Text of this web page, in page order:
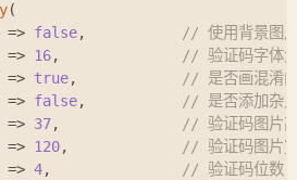
(
=> false,
// 使用背景图
=> 16,
// 验证码字体
=> true,
// 是否画混淆
=> false,
// 是否添加杂
=>
37,
// 验证码图片
=>
120,
// 验证码图片
=>
4,
// 验证码位数